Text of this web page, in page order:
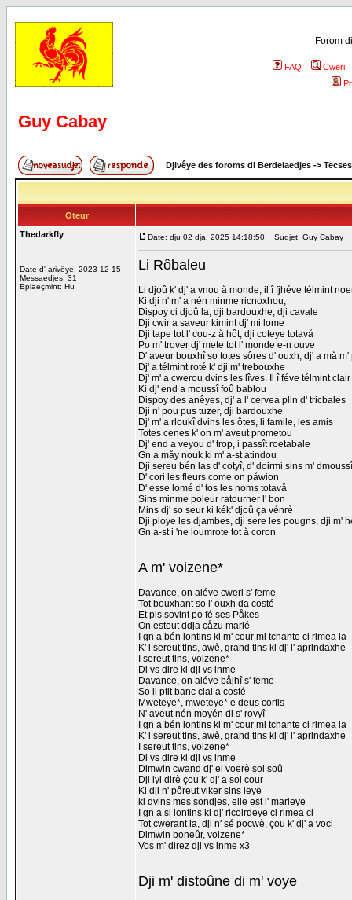
Forom
FAQ
Cweri
Guy Cabay
Djivêye des foroms di Berdelaedjes ->
Oteur
Thedarkfly
Date d' arivêye: 2023-12-15
Messaedjes: 31
Eplaeçmint: Hu
Date: dju 02 dja, 2025 14:18:50 Sudjet: Guy Cabay
Li Rôbaleu
Li djoû k' dj' a vnou å monde, il î fjhéve télmint
Ki dji n' m' a nén minme ricnoxhou,
Dispoy ci djoû la, dji bardouxhe, dji cavale
Dji cwir a saveur kimint dj' mi lome
Dji tape tot l' cou-z å hôt, dji coteye totavå
Po m' trover dj' mete tot l' monde e-n ouve
D' aveur bouxhî so totes sôres d' ouxh, dj' a må m'
Dj' a télmint roté k' dji m' trebouxhe
Dj' m' a cwerou dvins les lîves. Il î féve télmint clair
Ki dj' end a moussî foû bablou
Dispoy des anêyes, dj' a l' cervea plin d' tricbales
Dji n' pou pus tuzer, dji bardouxhe
Dj' m' a rloukî dvins les ôtes, li famile, les amis
Totes cenes k' on m' aveut prometou
Dj' end a veyou d' trop, i passît roetabale
Gn a måy nouk ki m' a-st atindou
Dji sereu bén las d' cotyî, d' doirmi sins m' dmoussî
D' cori les fleurs come on påwion
D' esse lomé d' tos les noms totavå
Sins minme poleur ratourner l' bon
Mins dj' so seur ki kék' djoû ça vénrè
Dji ploye les djambes, dji sere les pougns, dji m'
Gn a-st i 'ne loumrote tot å coron
A m' voizene*
Davance, on aléve cweri s' feme
Tot bouxhant so l' ouxh da costé
Et pis sovint po fé ses Påkes
On esteut ddja cåzu marié
I gn a bén lontins ki m' cour mi tchante ci rimea la
K' i sereut tins, awè, grand tins ki dj' l' aprindaxhe
I sereut tins, voizene*
Di vs dire ki dji vs inme
Davance, on aléve båjhî s' feme
So li ptit banc cial a costé
Mweteye*, mweteye* e deus cortis
N' aveut nén moyén di s' rovyî
I gn a bén lontins ki m' cour mi tchante ci rimea la
K' i sereut tins, awè, grand tins ki dj' l' aprindaxhe
I sereut tins, voizene*
Di vs dire ki dji vs inme
Dimwin cwand dj' el voerè sol soû
Dji lyi dirè çou k' dj' a sol cour
Ki dji n' pôreut viker sins leye
ki dvins mes sondjes, elle est l' marieye
I gn a si lontins ki dj' ricoirdeye ci rimea ci
Tot cwerant la, dji n' sé pocwè, çou k' dj' a voci
Dimwin boneûr, voizene*
Vos m' direz dji vs inme x3
Dji m' distoûne di m' voye